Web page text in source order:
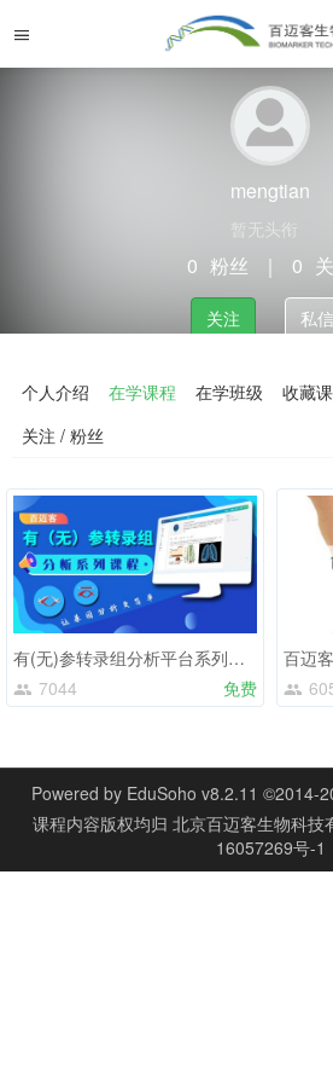
mengtian
暂无头衔
0 粉丝 ｜ 0
关注 私信
个人介绍 在学课程 在学班级 收藏
关注 / 粉丝
有(无)参转录组分析平台系列课程
7044
免费
百迈
Powered by EduSoho v8.2.11 ©2014-
课程内容版权均归 北京百迈客生物科技
16057269号-1